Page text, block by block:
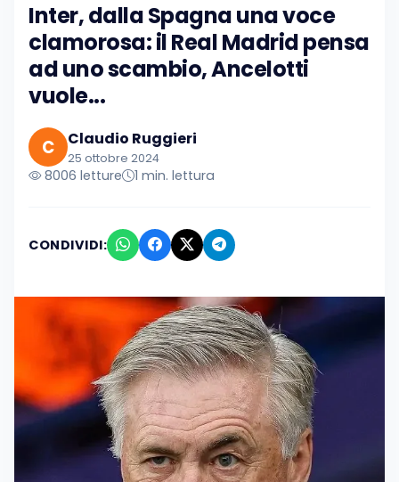
Inter, dalla Spagna una voce
clamorosa: il Real Madrid pensa
ad uno scambio, Ancelotti
vuole...
C Claudio Ruggieri
25 ottobre 2024
8006 letture 1 min. lettura
CONDIVIDI: